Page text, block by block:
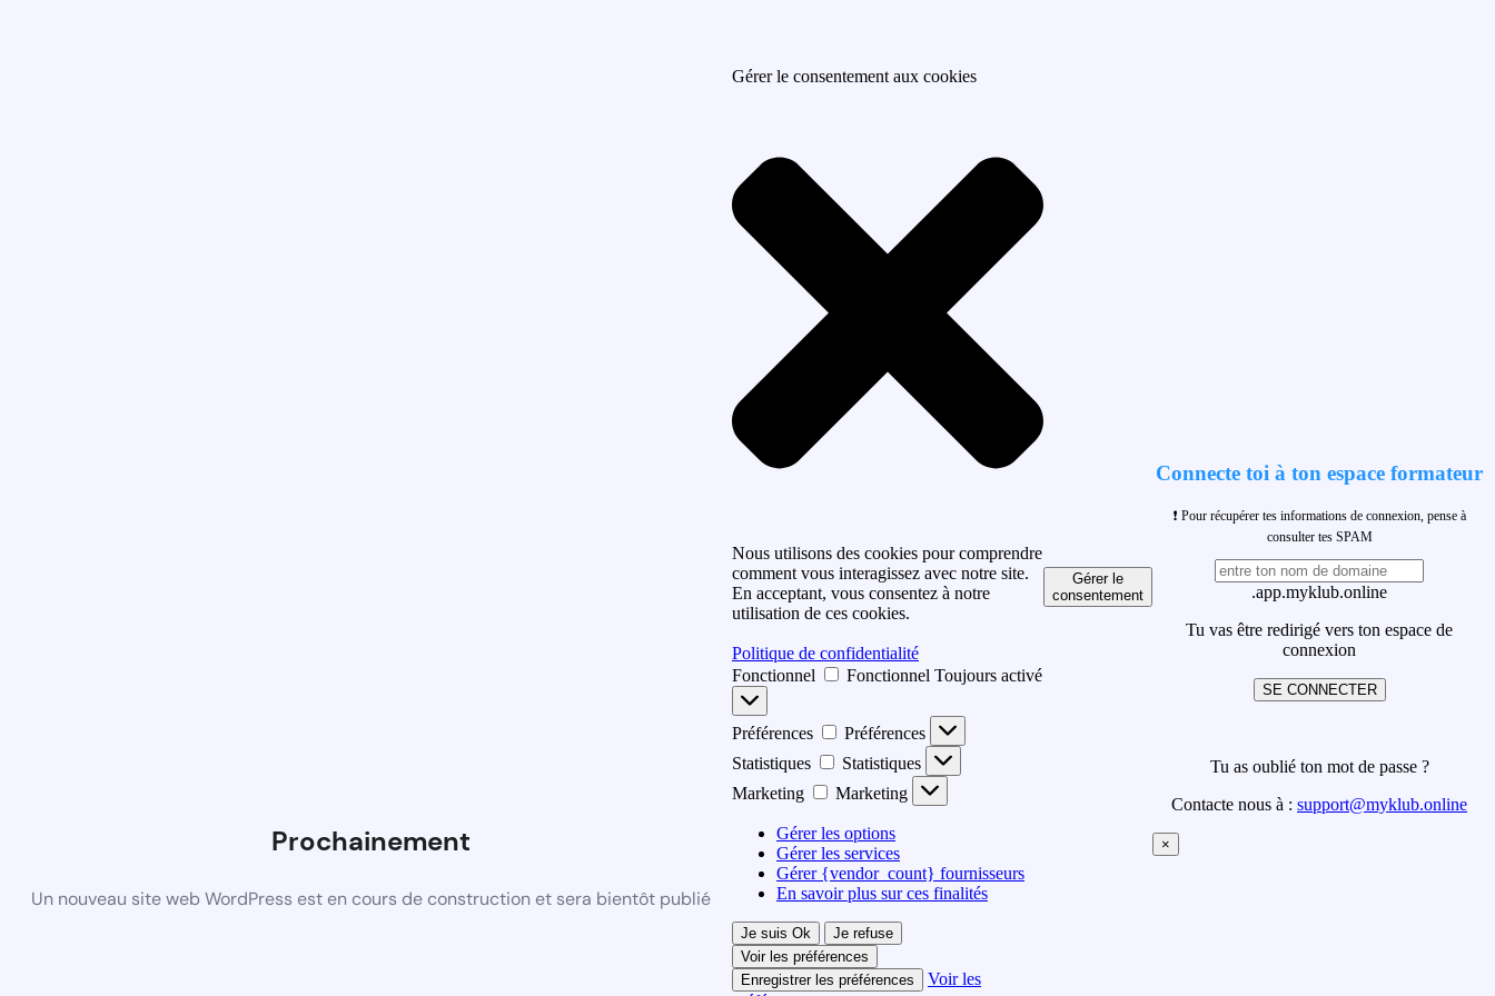
Prochainement
Un nouveau site web WordPress est en cours de construction et sera bientôt publié
Gérer le consentement aux cookies
Nous utilisons des cookies pour comprendre
comment vous interagissez avec notre site.
En acceptant, vous consentez à notre
utilisation de ces cookies.
Politique de confidentialité
Fonctionnel
Fonctionnel Toujours activé
Préférences
Préférences
Statistiques
Statistiques
Marketing
Marketing
Gérer les options
Gérer les services
Gérer {vendor_count} fournisseurs
En savoir plus sur ces finalités
Je suis Ok
Je refuse
Voir les préférences
Enregistrer les préférences
Voir les
Gérer le
consentement
Connecte toi à ton espace formateur
❗ Pour récupérer tes informations de connexion, pense à
consulter tes SPAM
.app.myklub.online
Tu vas être redirigé vers ton espace de
connexion
SE CONNECTER
Tu as oublié ton mot de passe ?
Contacte nous à : support@myklub.online
×